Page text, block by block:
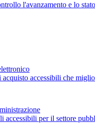
l'avanzamento e lo stato
acquisto accessibili che
accessibili per il settore